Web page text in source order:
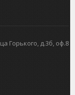
Горького, д.3б, оф.8